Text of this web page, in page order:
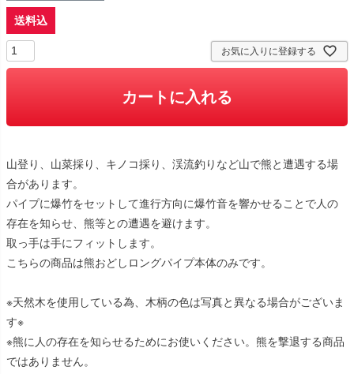
送料込
お気に入りに登録する
カートに入れる
山登り、山菜採り、キノコ採り、渓流釣りなど山で熊と遭遇する場
合があります。
パイプに爆竹をセットして進行方向に爆竹音を響かせることで人の
存在を知らせ、熊等との遭遇を避けます。
取っ手は手にフィットします。
こちらの商品は熊おどしロングパイプ本体のみです。
※天然木を使用している為、木柄の色は写真と異なる場合がございま
す※
※熊に人の存在を知らせるためにお使いください。熊を撃退する商品
ではありません。